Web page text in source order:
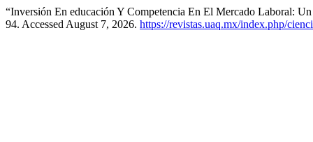
“Inversión En educación Y Competencia En El Mercado Laboral:
94. Accessed August 7, 2026. https://revistas.uaq.mx/index.php/